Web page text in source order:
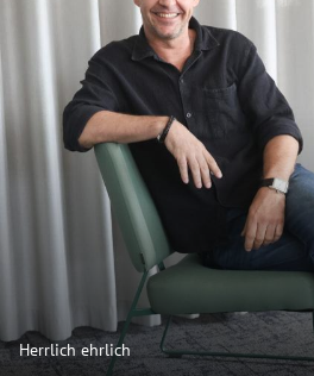
Herrlich ehrlich